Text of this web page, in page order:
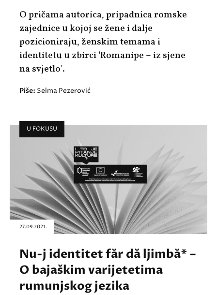
O pričama autorica, pripadnica romske
zajednice u kojoj se žene i dalje
pozicioniraju, ženskim temama i
identitetu u zbirci 'Romanipe – iz sjene
na svjetlo'.
Piše: Selma Pezerović
U FOKUSU
27.09.2021.
Nu-j identitet făr dă ljimbă* –
O bajaškim varijetetima
rumunjskog jezika